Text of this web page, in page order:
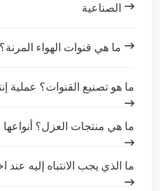
الصناعية
ما هي قنوات الهواء
ما هو تصنيع القنوات؟ عملية
ما هي منتجات العزل؟ أنواعها
ما الذي يجب الانتباه إليه عند